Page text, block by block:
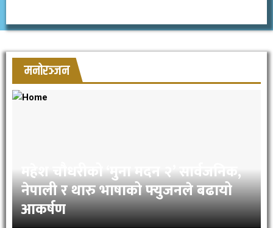
मनोरञ्जन
महेश चौधरीको ‘मुना मदन २’ सार्वजनिक,
नेपाली र थारु भाषाको फ्युजनले बढायो
आकर्षण